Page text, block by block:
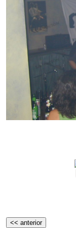
<< anterior